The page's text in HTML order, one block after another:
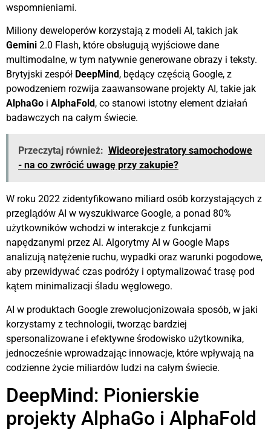
wspomnieniami.
Miliony deweloperów korzystają z modeli AI, takich jak
Gemini 2.0 Flash, które obsługują wyjściowe dane
multimodalne, w tym natywnie generowane obrazy i teksty.
Brytyjski zespół DeepMind, będący częścią Google, z
powodzeniem rozwija zaawansowane projekty AI, takie jak
AlphaGo i AlphaFold, co stanowi istotny element działań
badawczych na całym świecie.
Przeczytaj również: Wideorejestratory samochodowe
- na co zwrócić uwagę przy zakupie?
W roku 2022 zidentyfikowano miliard osób korzystających z
przeglądów AI w wyszukiwarce Google, a ponad 80%
użytkowników wchodzi w interakcje z funkcjami
napędzanymi przez AI. Algorytmy AI w Google Maps
analizują natężenie ruchu, wypadki oraz warunki pogodowe,
aby przewidywać czas podróży i optymalizować trasę pod
kątem minimalizacji śladu węglowego.
AI w produktach Google zrewolucjonizowała sposób, w jaki
korzystamy z technologii, tworząc bardziej
spersonalizowane i efektywne środowisko użytkownika,
jednocześnie wprowadzając innowacje, które wpływają na
codzienne życie miliardów ludzi na całym świecie.
DeepMind: Pionierskie
projekty AlphaGo i AlphaFold